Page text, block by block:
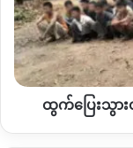
လာမယ့် ဒီဇင်ဘာလ
ရွေးကောက်ပွဲကျင်
ဖို့ KIO
နဲ့ တော်လှန်ရ
သတိပေးပြောဆိုတ
တွေ
ထဲက
၅
ဦး
ပြန်
ထွက်ပြေးသွာ